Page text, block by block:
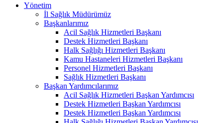
Yönetim
İl Sağlık Müdürümüz
Başkanlarımız
Acil Sağlık Hizmetleri Başkanı
Destek Hizmetleri Başkanı
Halk Sağlığı Hizmetleri Başkanı
Kamu Hastaneleri Hizmetleri Başkanı
Personel Hizmetleri Başkanı
Sağlık Hizmetleri Başkanı
Başkan Yardımcılarımız
Acil Sağlık Hizmetleri Başkan Yardımcısı
Destek Hizmetleri Başkan Yardımcısı
Destek Hizmetleri Başkan Yardımcısı